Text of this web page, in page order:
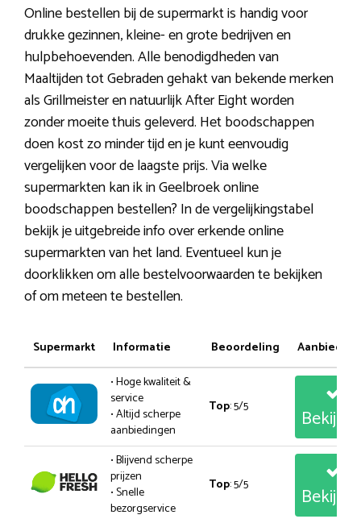
Online bestellen bij de supermarkt is handig voor
drukke gezinnen, kleine- en grote bedrijven en
hulpbehoevenden. Alle benodigdheden van
Maaltijden tot Gebraden gehakt van bekende merken
als Grillmeister en natuurlijk After Eight worden
zonder moeite thuis geleverd. Het boodschappen
doen kost zo minder tijd en je kunt eenvoudig
vergelijken voor de laagste prijs. Via welke
supermarkten kan ik in Geelbroek online
boodschappen bestellen? In de vergelijkingstabel
bekijk je uitgebreide info over erkende online
supermarkten van het land. Eventueel kun je
doorklikken om alle bestelvoorwaarden te bekijken
of om meteen te bestellen.
Supermarkt Informatie Beoordeling
• Hoge kwaliteit &
service
• Altijd scherpe
aanbiedingen
Top: 5/5
• Blijvend scherpe
prijzen
• Snelle
bezorgservice
Top: 5/5